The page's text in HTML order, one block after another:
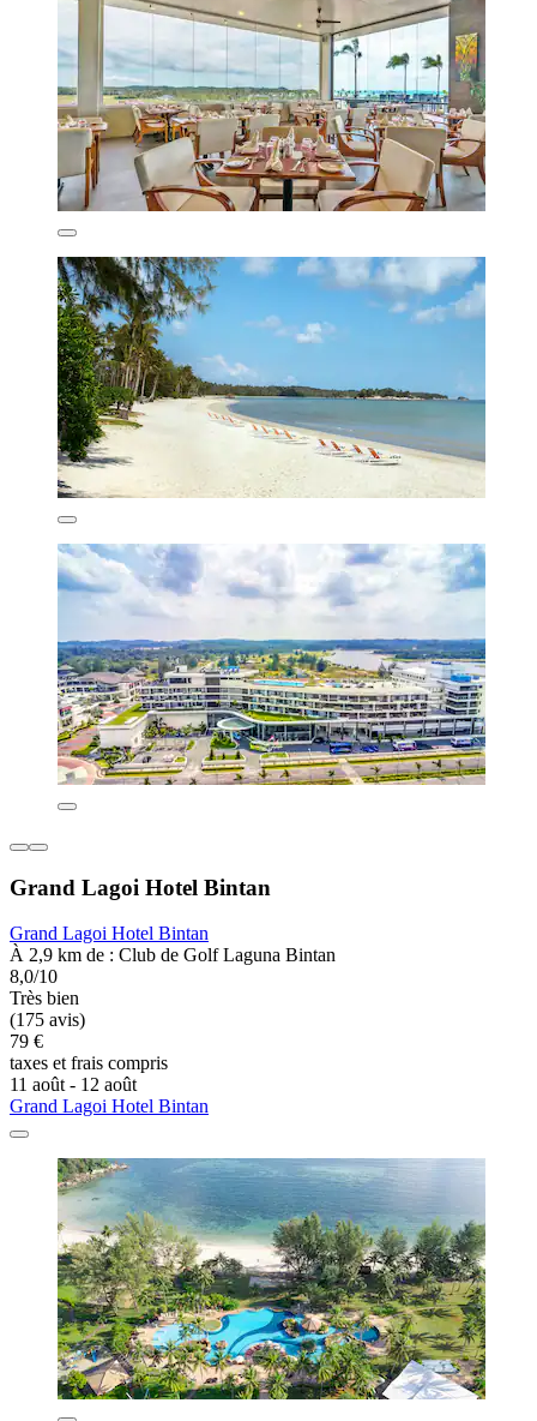
Grand Lagoi Hotel Bintan
Grand Lagoi Hotel Bintan
À 2,9 km de : Club de Golf Laguna Bintan
8,0/10
Très bien
(175 avis)
79 €
taxes et frais compris
11 août - 12 août
Grand Lagoi Hotel Bintan